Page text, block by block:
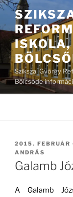
Tartalomhoz
ISKOLA,
Szikszai György
Bölcsőde
BEKÜLDVE:
2015. FEBRUÁR
ANDRÁS
Galamb
A Galamb